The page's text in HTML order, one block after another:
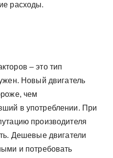
расходы.
– это тип
Новый двигатель
чем
в употреблении. При
производителя
Дешевые двигатели
и потребовать